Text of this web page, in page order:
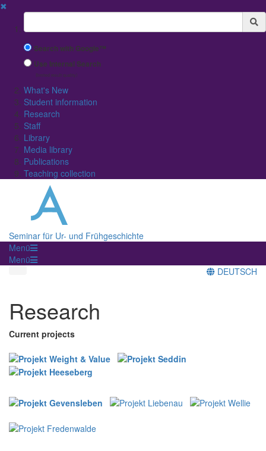
✖
Suchbegriff
Search with Google™
Use Internal Search
(limited result quality)
What's New
Student information
Research
Staff
Library
Media library
Publications
Teaching collection
Seminar für Ur- und Frühgeschichte
Menü
Menü
DEUTSCH
Research
Current projects